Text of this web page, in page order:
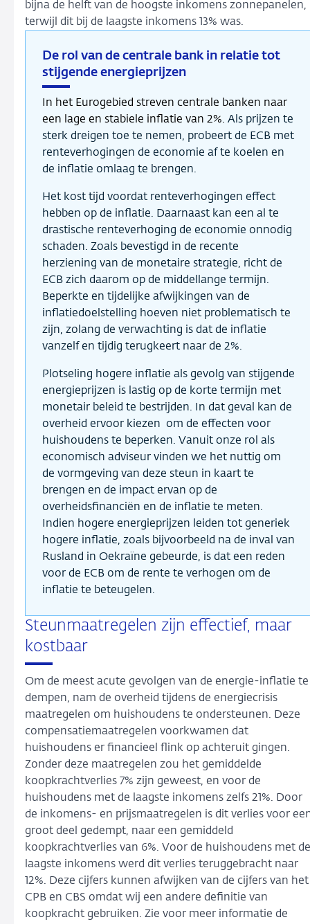
bijna de helft van de hoogste inkomens zonnepanelen,
terwijl dit bij de laagste inkomens 13% was.
De rol van de centrale bank in relatie tot
stijgende energieprijzen
In het Eurogebied streven centrale banken naar
een lage en stabiele inflatie van 2%. Als prijzen te
sterk dreigen toe te nemen, probeert de ECB met
renteverhogingen de economie af te koelen en
de inflatie omlaag te brengen.
Het kost tijd voordat renteverhogingen effect
hebben op de inflatie. Daarnaast kan een al te
drastische renteverhoging de economie onnodig
schaden. Zoals bevestigd in de recente
herziening van de monetaire strategie, richt de
ECB zich daarom op de middellange termijn.
Beperkte en tijdelijke afwijkingen van de
inflatiedoelstelling hoeven niet problematisch te
zijn, zolang de verwachting is dat de inflatie
vanzelf en tijdig terugkeert naar de 2%.
Plotseling hogere inflatie als gevolg van stijgende
energieprijzen is lastig op de korte termijn met
monetair beleid te bestrijden. In dat geval kan de
overheid ervoor kiezen om de effecten voor
huishoudens te beperken. Vanuit onze rol als
economisch adviseur vinden we het nuttig om
de vormgeving van deze steun in kaart te
brengen en de impact ervan op de
overheidsfinanciën en de inflatie te meten.
Indien hogere energieprijzen leiden tot generiek
hogere inflatie, zoals bijvoorbeeld na de inval van
Rusland in Oekraïne gebeurde, is dat een reden
voor de ECB om de rente te verhogen om de
inflatie te beteugelen.
Steunmaatregelen zijn effectief, maar
kostbaar
Om de meest acute gevolgen van de energie-inflatie te
dempen, nam de overheid tijdens de energiecrisis
maatregelen om huishoudens te ondersteunen. Deze
compensatiemaatregelen voorkwamen dat
huishoudens er financieel flink op achteruit gingen.
Zonder deze maatregelen zou het gemiddelde
koopkrachtverlies 7% zijn geweest, en voor de
huishoudens met de laagste inkomens zelfs 21%. Door
de inkomens- en prijsmaatregelen is dit verlies voor
groot deel gedempt, naar een gemiddeld
koopkrachtverlies van 6%. Voor de huishoudens met de
laagste inkomens werd dit verlies teruggebracht naar
12%. Deze cijfers kunnen afwijken van de cijfers van het
CPB en CBS omdat wij een andere definitie van
koopkracht gebruiken. Zie voor meer informatie de